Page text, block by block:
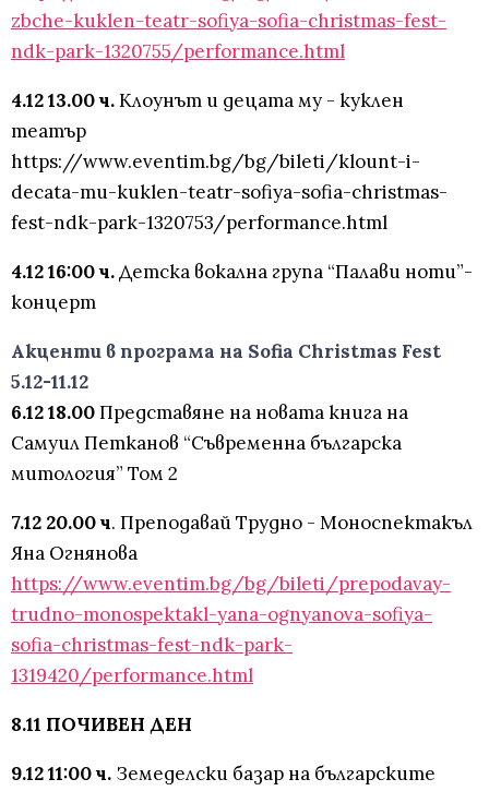
zbche-kuklen-teatr-sofiya-sofia-christmas-fest-
ndk-park-1320755/performance.html
4.12 13.00 ч.Клоунът и децата му - куклен
театър
https://www.eventim.bg/bg/bileti/klount-i-
decata-mu-kuklen-teatr-sofiya-sofia-christmas-
fest-ndk-park-1320753/performance.html
4.12 16:00 ч.Детска вокална група “Палави ноти”-
концерт
Акценти в програма на Sofia Christmas Fest
5.12-11.12
6.12 18.00Представяне на новата книга на
Самуил Петканов “Съвременна българска
митология” Том 2
7.12 20.00 ч. Преподавай Трудно - Моноспектакъл
Яна Огнянова
https://www.eventim.bg/bg/bileti/prepodavay-
trudno-monospektakl-yana-ognyanova-sofiya-
sofia-christmas-fest-ndk-park-
1319420/performance.html
8.11 ПОЧИВЕН ДЕН
9.12 11:00 ч. Земеделски базар на българските